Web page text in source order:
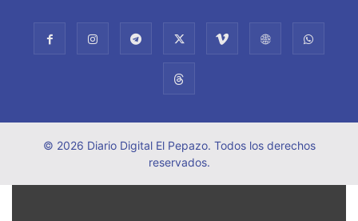
© 2026 Diario Digital El Pepazo. Todos los derechos
reservados.